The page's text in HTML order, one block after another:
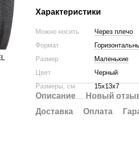
Характеристики
Можно носить
Через плечо
Формат
Размер
Маленькие
Цвет
Черный
Размеры, см
15х13х7
Описание
Новый
Доставка
Оплата